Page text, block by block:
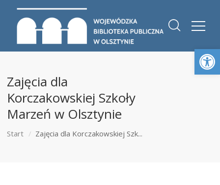
Zajęcia dla
Korczakowskiej Szkoły
Marzeń w Olsztynie
Start Zajęcia dla Korczakowskiej Szk...